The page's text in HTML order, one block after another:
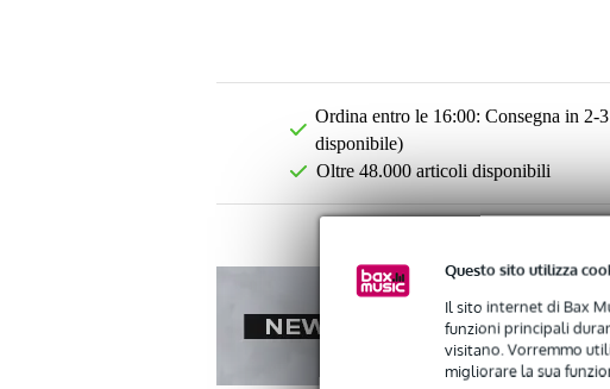
Questo sito utilizza
Il sito internet di Bax
funzioni principali
visitano. Vorremmo
migliorare la sua
Ordina entro le 16:00: Consegna in 2-
disponibile)
Oltre 48.000 articoli disponibili